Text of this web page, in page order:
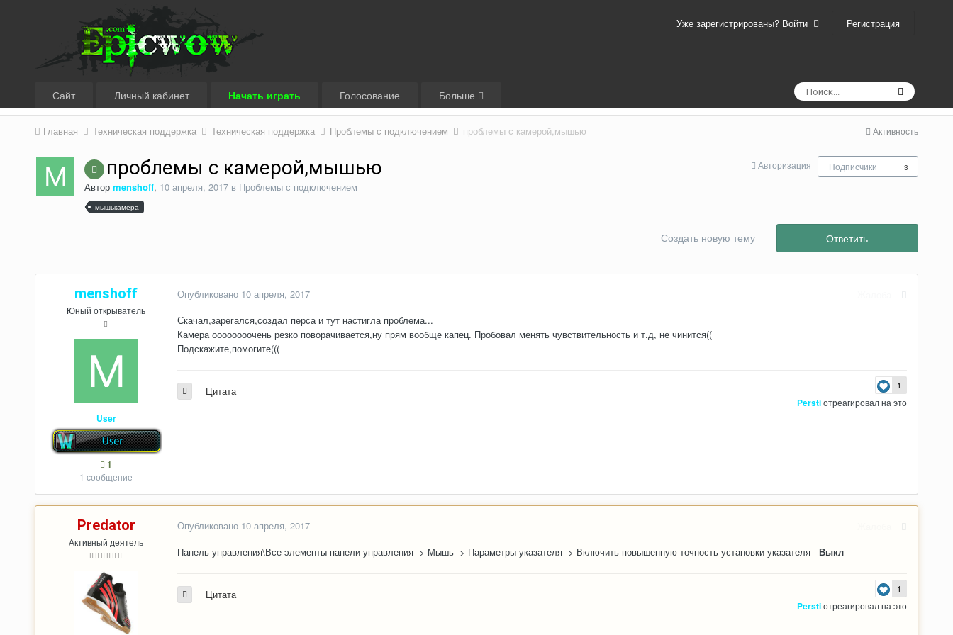
Уже зарегистрированы? Войти Регистрация
Сайт Личный кабинет Начать играть Голосование Больше
Активность
Главная Техническая поддержка Техническая поддержка Проблемы с подключением проблемы с камерой,мышью
Авторизация Подписчики 3
проблемы с камерой,мышью
Автор menshoff, 10 апреля, 2017в Проблемы с подключением
мышькамера
Ответить
Создать новую тему
menshoff
Юный открыватель
User
1
1 сообщение
Опубликовано 10 апреля, 2017
Скачал,зарегался,создал перса и тут настигла проблема...
Камера оооооооочень резко поворачивается,ну прям вообще капец. Пробовал менять чувствительность и т.д, не чинится((
Подскажите,помогите(((
1
Perstiотреагировал на это
Цитата
Predator
Активный деятель
Опубликовано 10 апреля, 2017
Панель управления\Все элементы панели управления -> Мышь -> Параметры указателя -> Включить повышенную точность установки указателя - Выкл
1
Perstiотреагировал на это
Цитата